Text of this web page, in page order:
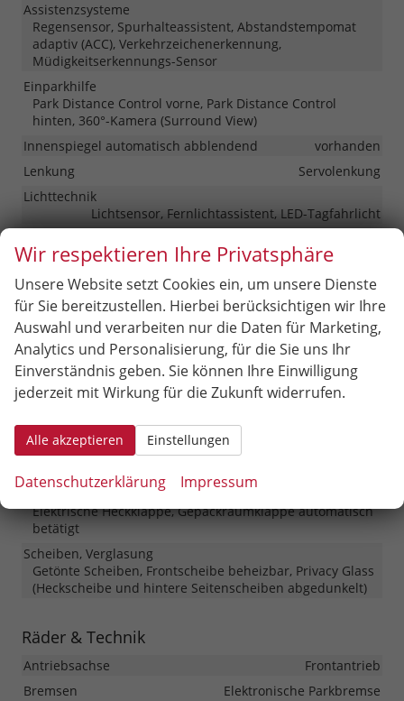
Assistenzsysteme
Regensensor, Spurhalteassistent, Abstandstempomat
adaptiv (ACC), Verkehrzeichenerkennung,
Müdigkeitserkennungs-Sensor
Einparkhilfe
Park Distance Control vorne, Park Distance Control
hinten, 360°-Kamera (Surround View)
Innenspiegel automatisch abblendend
vorhanden
Lenkung
Servolenkung
Lichttechnik
Lichtsensor, Fernlichtassistent, LED-Tagfahrlicht
Start/Stop-Automatik
vorhanden
Zentralverriegelung
Zentralverriegelung mit Funkfernbedienung
Außen
Außenspiegel
Außenspiegel elektrisch anklappbar, Außenspiegel
Dachausführung
Gepäckraum-/Heckklappe
Elektrische Heckklappe, Gepäckraumklappe automatisch
betätigt
Scheiben, Verglasung
Getönte Scheiben, Frontscheibe beheizbar, Privacy Glass
(Heckscheibe und hintere Seitenscheiben abgedunkelt)
Räder & Technik
Antriebsachse
Frontantrieb
Bremsen
Elektronische Parkbremse
Wir respektieren Ihre Privatsphäre
Unsere Website setzt Cookies ein, um unsere Dienste
für Sie bereitzustellen. Hierbei berücksichtigen wir Ihre
Auswahl und verarbeiten nur die Daten für Marketing,
Analytics und Personalisierung, für die Sie uns Ihr
Einverständnis geben. Sie können Ihre Einwilligung
jederzeit mit Wirkung für die Zukunft widerrufen.
Alle akzeptieren Einstellungen
Datenschutzerklärung Impressum